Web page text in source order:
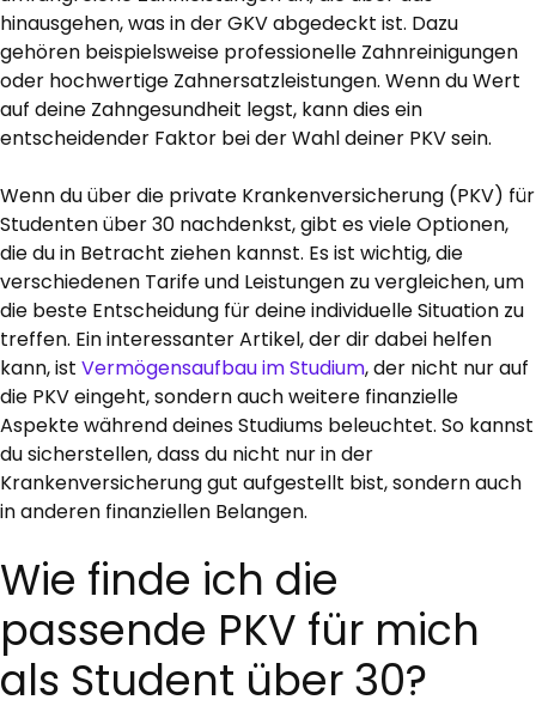
hinausgehen, was in der GKV abgedeckt ist. Dazu
gehören beispielsweise professionelle Zahnreinigungen
oder hochwertige Zahnersatzleistungen. Wenn du Wert
auf deine Zahngesundheit legst, kann dies ein
entscheidender Faktor bei der Wahl deiner PKV sein.
Wenn du über die private Krankenversicherung (PKV) für
Studenten über 30 nachdenkst, gibt es viele Optionen,
die du in Betracht ziehen kannst. Es ist wichtig, die
verschiedenen Tarife und Leistungen zu vergleichen, um
die beste Entscheidung für deine individuelle Situation zu
treffen. Ein interessanter Artikel, der dir dabei helfen
kann, ist Vermögensaufbau im Studium, der nicht nur auf
die PKV eingeht, sondern auch weitere finanzielle
Aspekte während deines Studiums beleuchtet. So kannst
du sicherstellen, dass du nicht nur in der
Krankenversicherung gut aufgestellt bist, sondern auch
in anderen finanziellen Belangen.
Wie finde ich die
passende PKV für mich
als Student über 30?